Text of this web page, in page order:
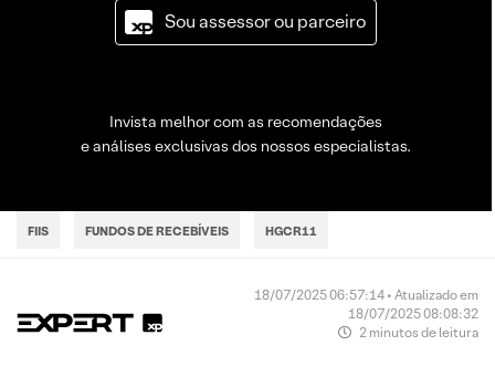
Sou assessor ou parceiro
Invista melhor com as recomendações
e análises exclusivas dos nossos especialistas.
FIIS FUNDOS DE RECEBÍVEIS HGCR11
18/07/2025 06:57:14 • Atualizado em
18/07/2025 08:08:32
2 minutos de leitura